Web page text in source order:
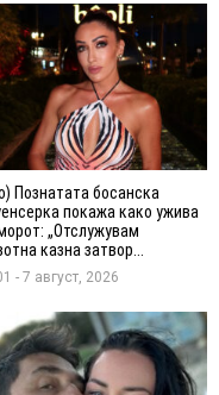
Познатата босанска
покажа како ужива
„Отслужувам
казна затвор...
- 7 август, 2026